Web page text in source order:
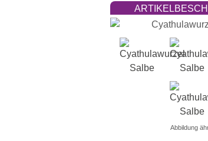
Abbildung